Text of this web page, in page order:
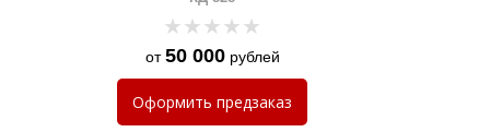
от50 000рублей
Оформить предзаказ